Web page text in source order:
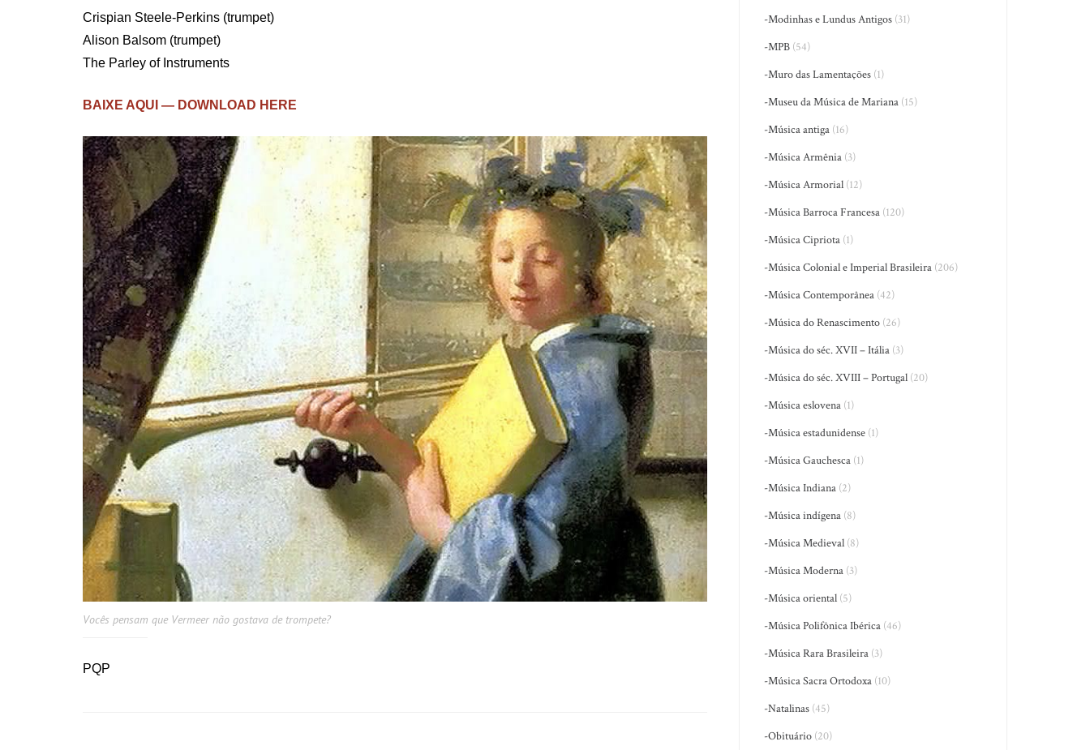
Crispian Steele-Perkins (trumpet)
Alison Balsom (trumpet)
The Parley of Instruments
BAIXE AQUI — DOWNLOAD HERE
Vocês pensam que Vermeer não gostava de trompete?
PQP
-Modinhas e Lundus Antigos (31)
-MPB (54)
-Muro das Lamentações (1)
-Museu da Música de Mariana (15)
-Música antiga (16)
-Música Armênia (3)
-Música Armorial (12)
-Música Barroca Francesa (120)
-Música Cipriota (1)
-Música Colonial e Imperial Brasileira (206)
-Música Contemporânea (42)
-Música do Renascimento (26)
-Música do séc. XVII – Itália (3)
-Música do séc. XVIII – Portugal (20)
-Música eslovena (1)
-Música estadunidense (1)
-Música Gauchesca (1)
-Música Indiana (2)
-Música indígena (8)
-Música Medieval (8)
-Música Moderna (3)
-Música oriental (5)
-Música Polifônica Ibérica (46)
-Música Rara Brasileira (3)
-Música Sacra Ortodoxa (10)
-Natalinas (45)
-Obituário (20)